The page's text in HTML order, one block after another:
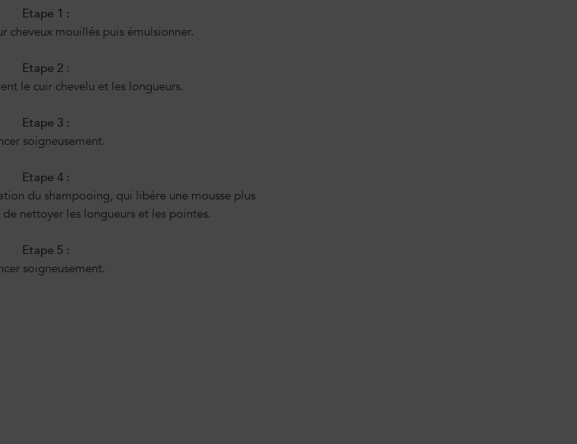
Etape 1 :
cheveux mouillés puis émulsionner.
Etape 2 :
le cuir chevelu et les longueurs.
Etape 3 :
soigneusement.
Etape 4 :
du shampooing, qui libère une mousse plus
nettoyer les longueurs et les pointes.
Etape 5 :
soigneusement.